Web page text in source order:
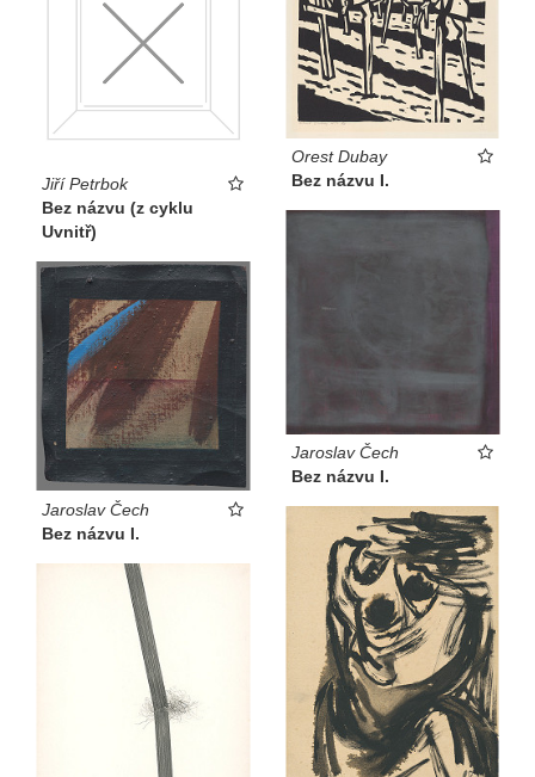
Jiří Petrbok
Bez názvu (z cyklu
Uvnitř)
Orest Dubay
Bez názvu I.
Jaroslav Čech
Bez názvu I.
Jaroslav Čech
Bez názvu I.